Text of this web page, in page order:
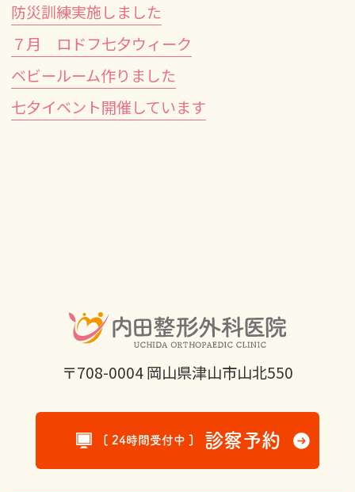
防災訓練実施しました
７月 ロドフ七夕ウィーク
ベビールーム作りました
七夕イベント開催しています
〒708-0004 岡山県津山市山北550
[ 24時間受付中 ] 診察予約